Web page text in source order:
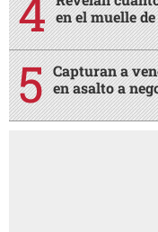
en el muelle
Capturan a
en asalto a